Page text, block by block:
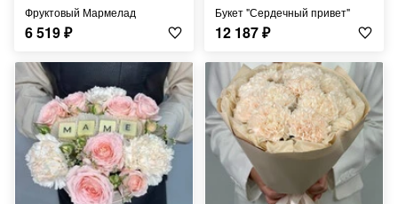
Фруктовый Мармелад
6 519₽
Букет "Сердечный привет"
12 187₽